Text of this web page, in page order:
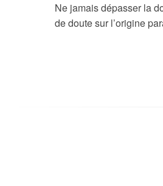
Ne jamais dépasser la
de doute sur l’origine